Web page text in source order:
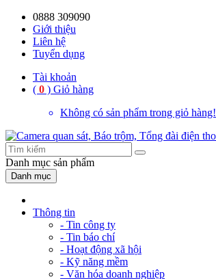
0888 309090
Giới thiệu
Liên hệ
Tuyển dụng
Tài khoản
( 0 ) Giỏ hàng
Không có sản phẩm trong giỏ hàng!
Danh mục sản phẩm
Danh mục
Thông tin
- Tin công ty
- Tin báo chí
- Hoạt động xã hội
- Kỹ năng mềm
- Văn hóa doanh nghiệp